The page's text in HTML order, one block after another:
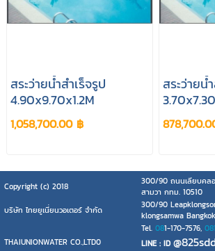
สระว่ายน้ำสำเร็จรูป
4.90x9.70x1.2M
1,058,700.00 ฿
สระว่ายน้
Copyright (c) 2018
300/90 ถนนเลียบคล
สามวา กทม. 10510
บริษัท ไทยยูเนี่ยนวอเตอร์ จำกัด
300/90
klongsamwa
THAIUNIONWATER CO.,LTD0
Tel. 081-170-7576,
LINE : ID